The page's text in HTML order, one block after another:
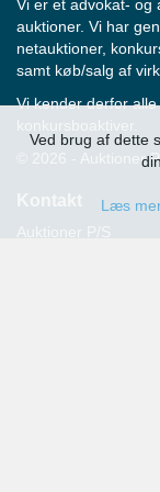
Ved brug af dette
Læs
Vi er et advokat- og
auktioner. Vi har
netauktioner,
samt køb/salg af
Vi kender derfor
konkursboaktiver.
© 2026 - Auktioner
Kontakt
Auktioner P/S